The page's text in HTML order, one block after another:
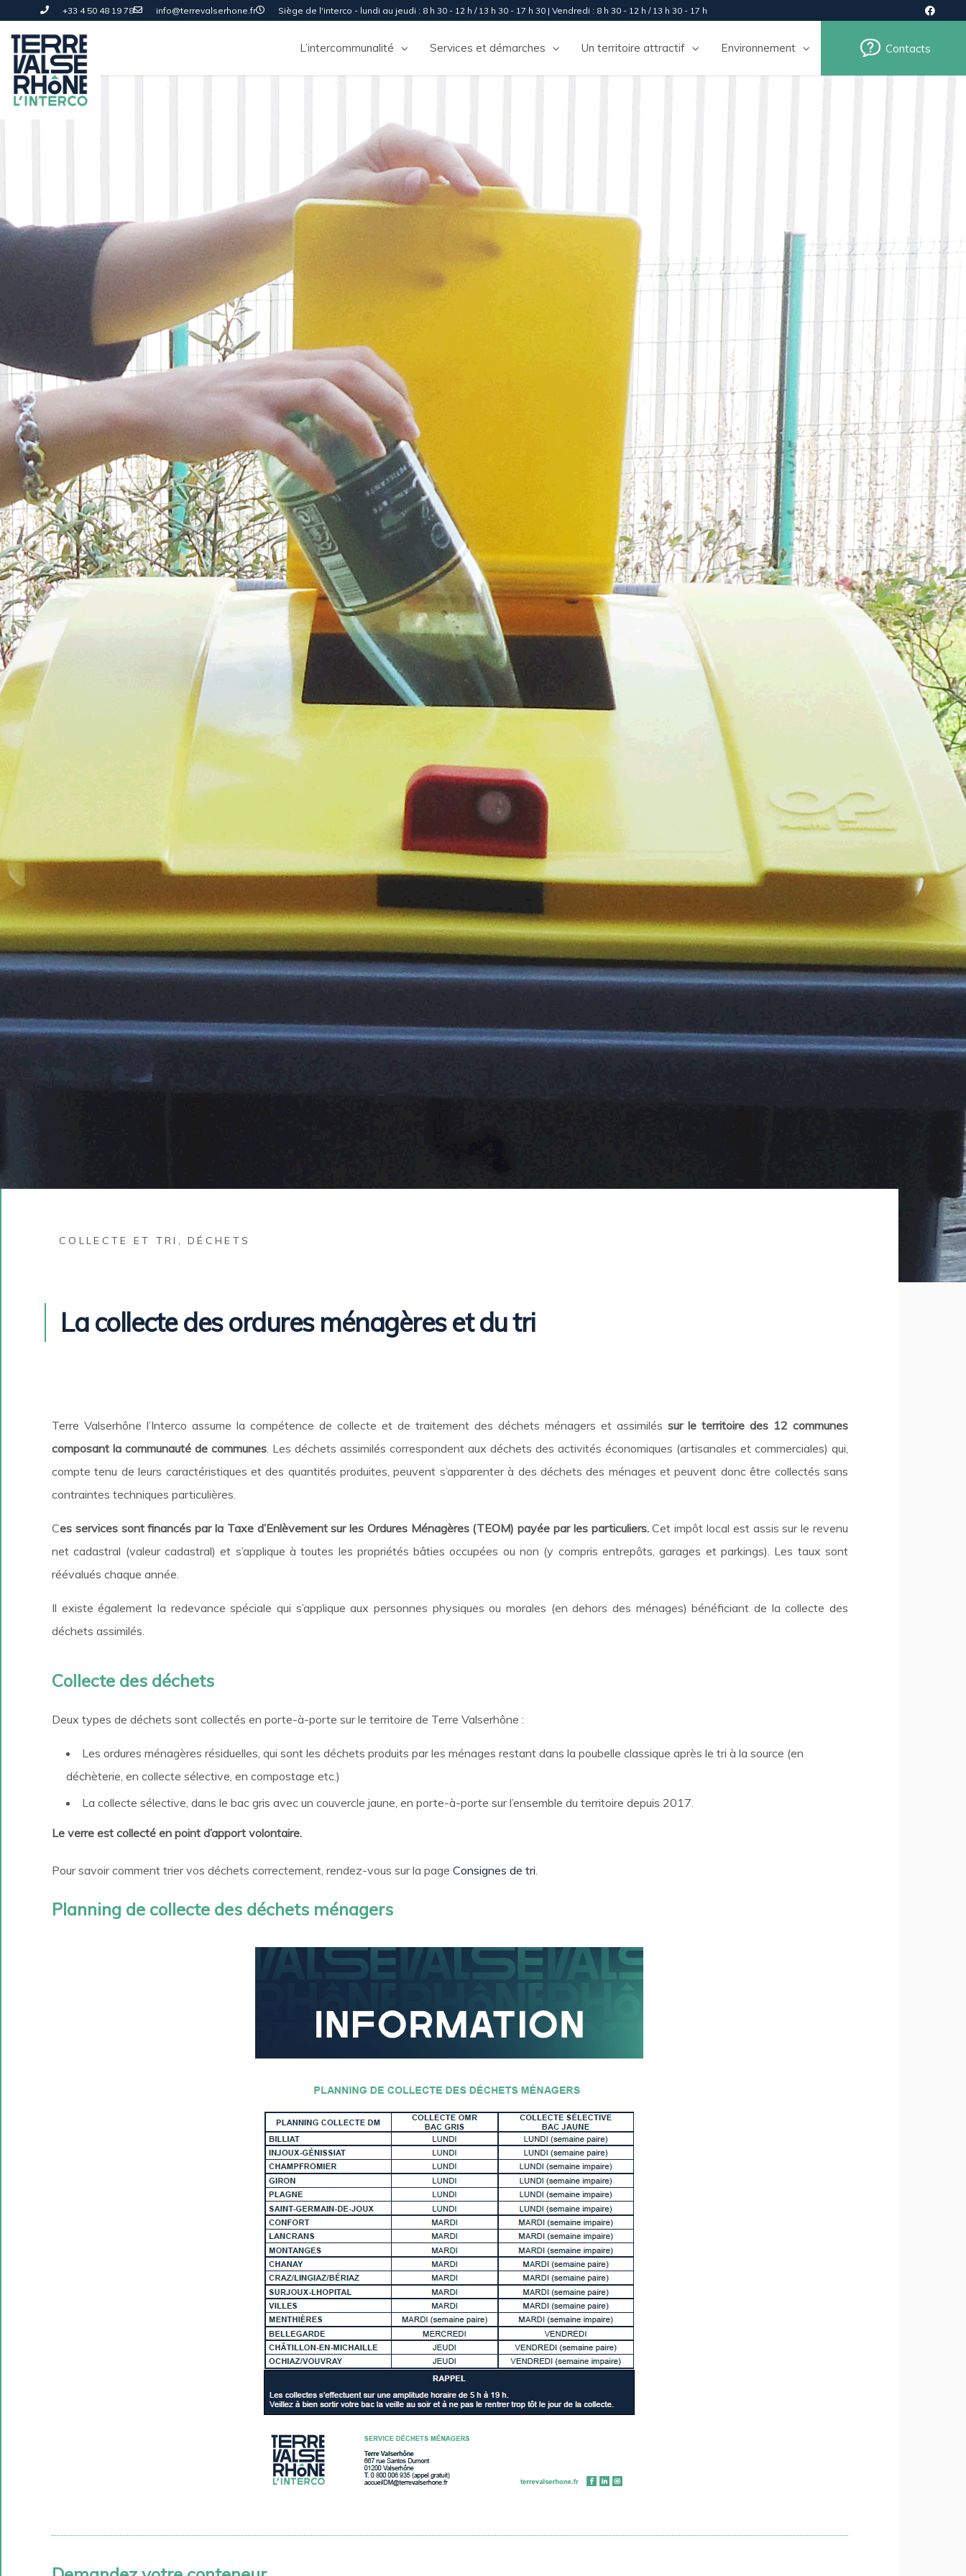
+33 4 50 48 19 78 info@terrevalserhone.fr Siège de l'interco - lundi au jeudi : 8 h 30 - 12 h / 13 h 30 - 17 h 30 | Vendredi : 8 h 30 - 12 h / 13 h 30 - 17 h
L’intercommunalité Services et démarches Un territoire attractif Environnement Contacts
COLLECTE ET TRI ,DÉCHETS
La collecte des ordures ménagères et du tri
Terre Valserhône l’Interco assume la compétence de collecte et de traitement des déchets ménagers et assimilés sur le territoire des 12 communes
composant la communauté de communes. Les déchets assimilés correspondent aux déchets des activités économiques (artisanales et commerciales) qui,
compte tenu de leurs caractéristiques et des quantités produites, peuvent s’apparenter à des déchets des ménages et peuvent donc être collectés sans
contraintes techniques particulières.
Ces services sont financés par la Taxe d’Enlèvement sur les Ordures Ménagères (TEOM) payée par les particuliers.Cet impôt local est assis sur le revenu
net cadastral (valeur cadastral) et s’applique à toutes les propriétés bâties occupées ou non (y compris entrepôts, garages et parkings). Les taux sont
réévalués chaque année.
Il existe également la redevance spéciale qui s’applique aux personnes physiques ou morales (en dehors des ménages) bénéficiant de la collecte des
déchets assimilés.
Collecte des déchets
Deux types de déchets sont collectés en porte-à-porte sur le territoire de Terre Valserhône :
Les ordures ménagères résiduelles, qui sont les déchets produits par les ménages restant dans la poubelle classique après le tri à la source (en
déchèterie, en collecte sélective, en compostage etc.)
La collecte sélective, dans le bac gris avec un couvercle jaune, en porte-à-porte sur l’ensemble du territoire depuis 2017.
Le verre est collecté en point d’apport volontaire.
Pour savoir comment trier vos déchets correctement, rendez-vous sur la page Consignes de tri.
Planning de collecte des déchets ménagers